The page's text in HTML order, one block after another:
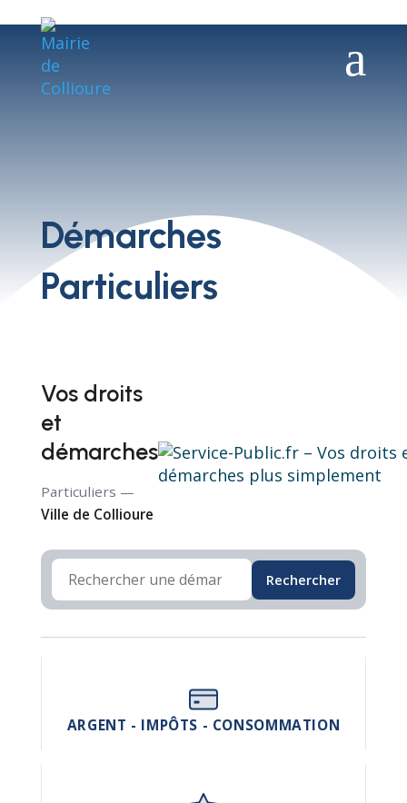
a
Démarches
Particuliers
Vos droits
et
démarches
Particuliers —
Ville de Collioure
Rechercher
ARGENT - IMPÔTS - CONSOMMATION